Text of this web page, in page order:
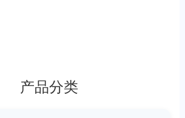
产品分类